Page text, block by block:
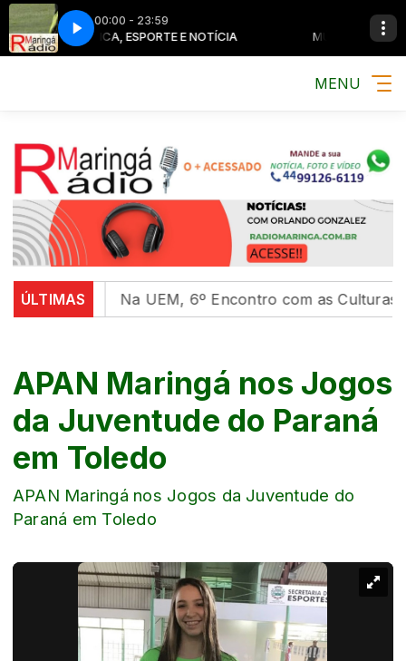
00:00 - 23:59
MÚSICA, ESPORTE E NOTÍCIA MÚSICA, ESPORTE
MENU
ÚLTIMAS Na UEM, 6º Encontro com as Culturas
APAN Maringá nos Jogos
da Juventude do Paraná
em Toledo
APAN Maringá nos Jogos da Juventude do
Paraná em Toledo